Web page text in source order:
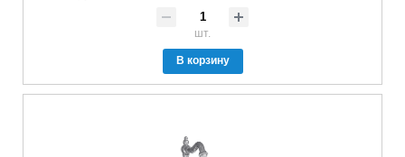
шт.
В корзину